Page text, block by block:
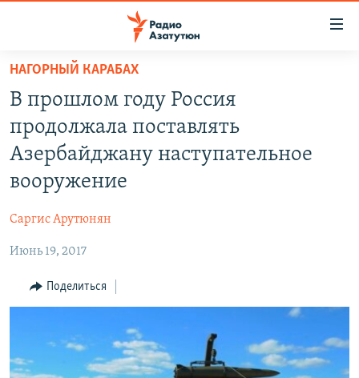
Перейти
основному
содержанию
Перейти
основной
Перейти
НОВОСТИ
ПОЛИТИКА
РЕГИОН
НАГОРНЫЙ КАРАБАХ
КУЛЬТУРА
АРХИВ
НАГОРНЫЙ КАРАБАХ
В прошлом году Россия
продолжала поставлять
Азербайджану наступательное
вооружение
Саргис Арутюнян
Июнь 19, 2017
Поделиться